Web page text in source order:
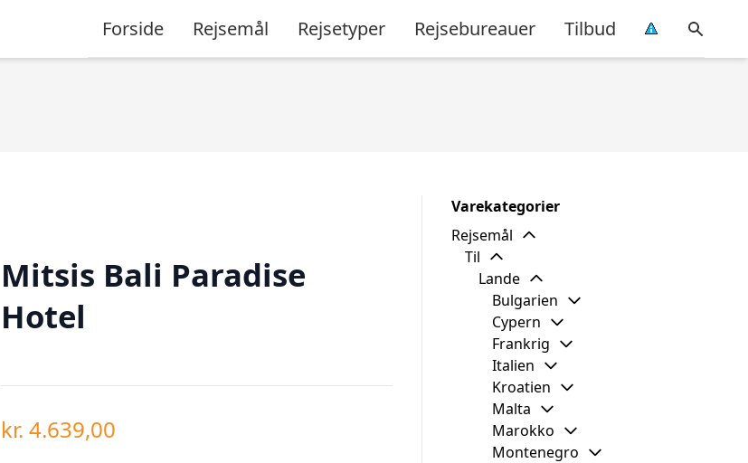
Forside Rejsemål Rejsetyper Rejsebureauer Tilbud
Mitsis Bali Paradise
Hotel
kr. 4.639,00
Varekategorier
Rejsemål
Til
Lande
Bulgarien
Cypern
Frankrig
Italien
Kroatien
Malta
Marokko
Montenegro